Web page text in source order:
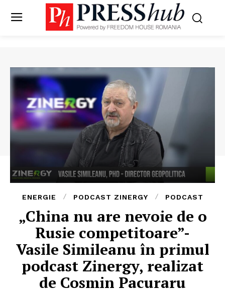
ENERGIE PODCAST ZINERGY PODCAST
„China nu are nevoie de o
Rusie competitoare”-
Vasile Simileanu în primul
podcast Zinergy, realizat
de Cosmin Pacuraru